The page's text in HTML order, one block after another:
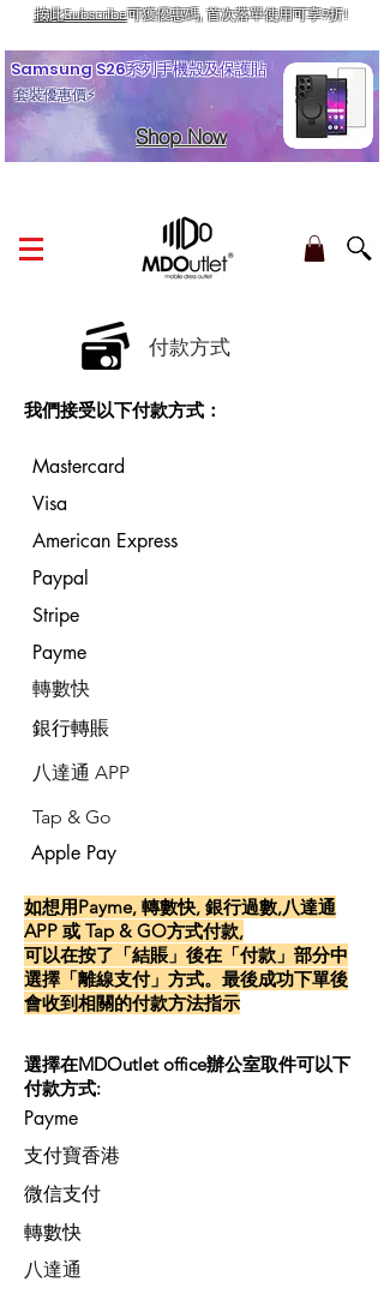
按此Subscribe可獲優惠碼, 首次落單使用可享9折!
Samsung S26系列手機殼及保護貼
套裝優惠價⚡
Shop Now
付款方式
我們接受以下付款方式：
Mastercard
Visa
American Express
Paypal
Stripe
Payme
​轉數快
銀行轉賬
​八達通 APP
Tap & Go
Apple Pay
如想用Payme, 轉數快, 銀行過數,八達通
APP 或 Tap & GO方式付款,
可以在按了「結賬」後在「付款」部分中
選擇「離線支付」方式。最後成功下單後
會收到相關的付款方法指示
選擇在MDOutlet office辦公室取件可以下
付款方式:
Payme
​支付寶香港
微信支付
轉數快
​八達通